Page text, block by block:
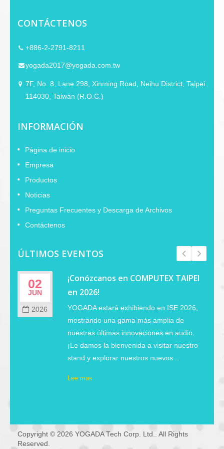
40 mm o 50 mm.
CONTÁCTENOS
+886-2-2791-8211
yogada2017@yogada.com.tw
7F, No. 8, Lane 298, Xinming Road, Neihu District, Taipei
114030, Taiwan (R.O.C.)
INFORMACIÓN
Página de inicio
Empresa
Productos
Noticias
Preguntas Frecuentes y Descarga de Archivos
Contáctenos
ÚLTIMOS EVENTOS
02
JUN
2026
¡Conózcanos en COMPUTEX TAIPEI
en 2026!
YOGADA estará exhibiendo en ISE 2026,
mostrando una gama más amplia de
nuestras últimas innovaciones en audio.
¡Le damos la bienvenida a visitar nuestro
stand y explorar nuestros nuevos...
Lee mas
Copyright © 2026 YOGADA Tech Corp. Ltd.. All Rights
Reserved.